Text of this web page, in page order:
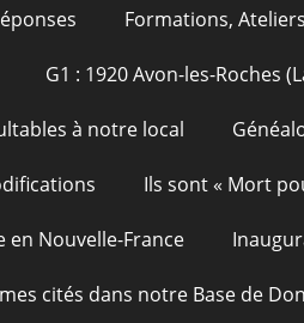
Formations,
G1 : 1920 Avon-les-Roches
à notre local
Ils sont « Mort
en Nouvelle-France
cités dans notre Base de